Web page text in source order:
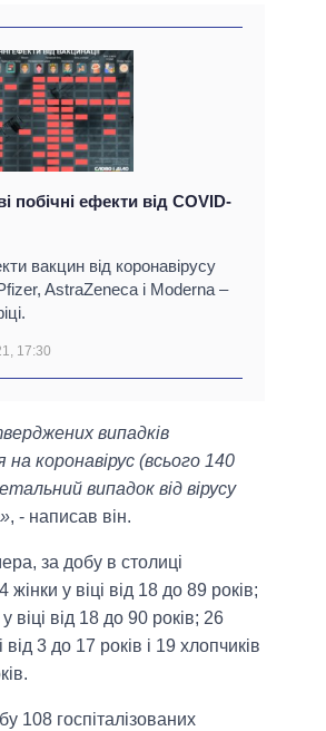
побічні ефекти від COVID-
вакцин від коронавірусу
AstraZeneca і Moderna –
17:30
випадків
на коронавірус (всього 140
випадок від вірусу
, - написав він.
за добу в столиці
жінки у віці від 18 до 89 років;
віці від 18 до 90 років; 26
від 3 до 17 років і 19 хлопчиків
108 госпіталізованих